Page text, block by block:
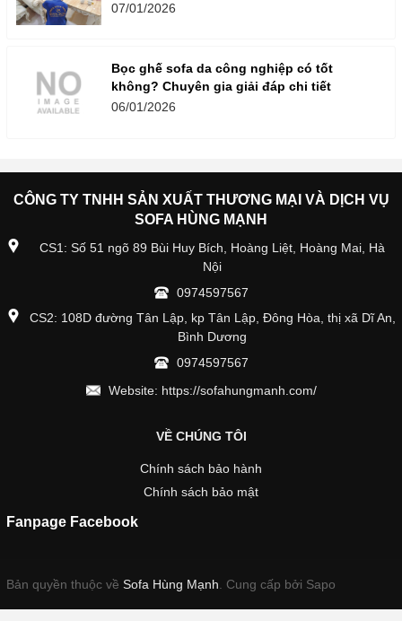
07/01/2026
Bọc ghế sofa da công nghiệp có tốt
không? Chuyên gia giải đáp chi tiết
06/01/2026
CÔNG TY TNHH SẢN XUẤT THƯƠNG MẠI VÀ DỊCH VỤ
SOFA HÙNG MẠNH
CS1: Số 51 ngõ 89 Bùi Huy Bích, Hoàng Liệt, Hoàng Mai, Hà
Nội
0974597567
CS2: 108D đường Tân Lập, kp Tân Lập, Đông Hòa, thị xã Dĩ An,
Bình Dương
0974597567
Website: https://sofahungmanh.com/
VỀ CHÚNG TÔI
Chính sách bảo hành
Chính sách bảo mật
Fanpage Facebook
Bản quyền thuộc về Sofa Hùng Mạnh Cung cấp bởi Sapo